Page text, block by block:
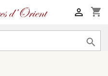
shopping_cart

